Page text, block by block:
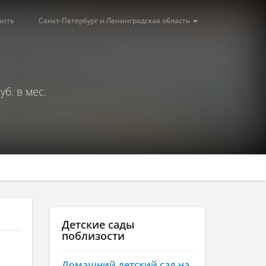
Санкт-Петербург и Ленинградская область
в мес.
Детские сады
поблизости